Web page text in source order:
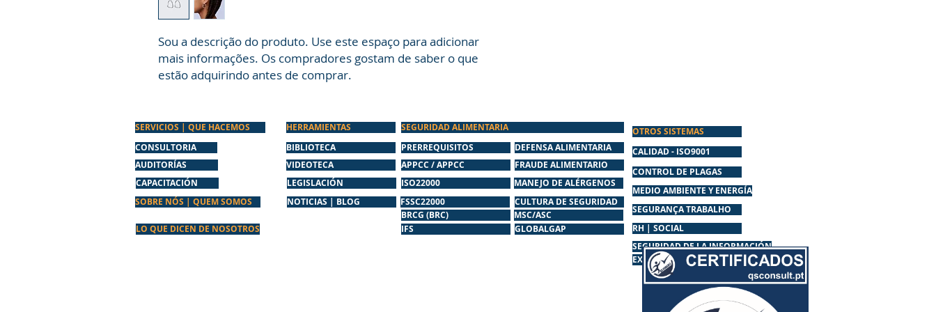
Sou a descrição do produto. Use este espaço para adicionar
mais informações. Os compradores gostam de saber o que
estão adquirindo antes de comprar.
SERVICIOS | QUE HACEMOS HERRAMIENTAS SEGURIDAD ALIMENTARIA
OTROS SISTEMAS
CALIDAD - ISO9001
CONTROL DE PLAGAS
MEDIO AMBIENTE Y ENERGÍA
SEGURANÇA TRABALHO
RH | SOCIAL
SEGURIDAD DE LA INFORMACIÓN
EXTINTORES
CONSULTORIA
AUDITORÍAS
CAPACITACIÓN
BIBLIOTECA
VIDEOTECA
LEGISLACIÓN
PRERREQUISITOS
DEFENSA ALIMENTARIA
APPCC / APPCC
FRAUDE ALIMENTARIO
ISO22000
MANEJO DE ALÉRGENOS
SOBRE NÓS | QUEM SOMOS
NOTICIAS | BLOG
BRCG (BRC)
FSSC22000
MSC/ASC
CULTURA DE SEGURIDAD
LO QUE DICEN DE NOSOTROS IFS GLOBALGAP